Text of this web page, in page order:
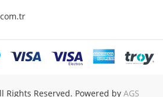
Rights Reserved. Powered by AGS